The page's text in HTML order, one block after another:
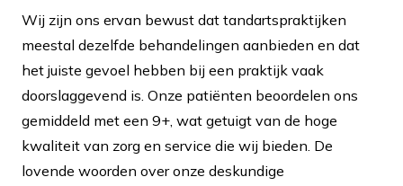
Wij zijn ons ervan bewust dat tandartspraktijken
meestal dezelfde behandelingen aanbieden en dat
het juiste gevoel hebben bij een praktijk vaak
doorslaggevend is. Onze patiënten beoordelen ons
gemiddeld met een 9+, wat getuigt van de hoge
kwaliteit van zorg en service die wij bieden. De
lovende woorden over onze deskundige